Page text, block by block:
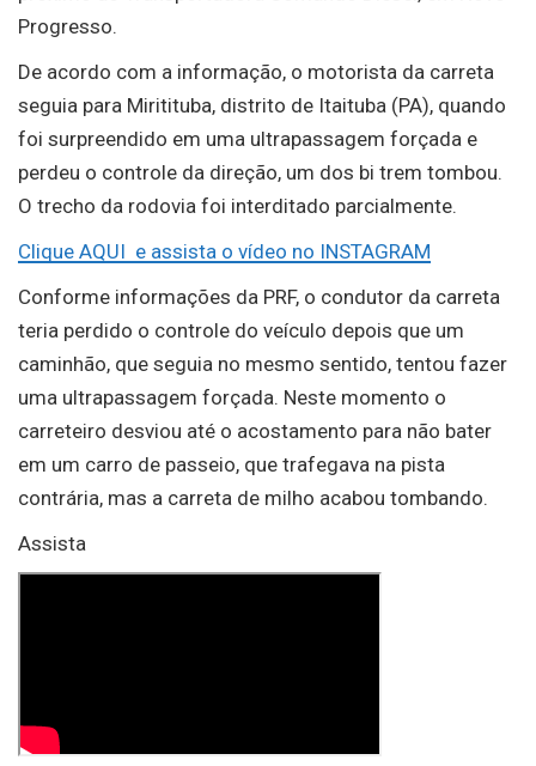
Progresso.
De acordo com a informação, o motorista da carreta
seguia para Miritituba, distrito de Itaituba (PA), quando
foi surpreendido em uma ultrapassagem forçada e
perdeu o controle da direção, um dos bi trem tombou.
O trecho da rodovia foi interditado parcialmente.
Clique AQUI e assista o vídeo no INSTAGRAM
Conforme informações da PRF, o condutor da carreta
teria perdido o controle do veículo depois que um
caminhão, que seguia no mesmo sentido, tentou fazer
uma ultrapassagem forçada. Neste momento o
carreteiro desviou até o acostamento para não bater
em um carro de passeio, que trafegava na pista
contrária, mas a carreta de milho acabou tombando.
Assista